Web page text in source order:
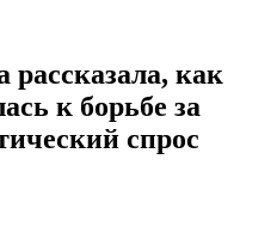
как
к борьбе за
спрос